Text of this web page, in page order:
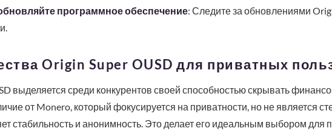
программное обеспечение: Следите за обновлениями
Origin Super OUSD для приватных
выделяется среди конкурентов своей способностью скрывать
от Monero, который фокусируется на приватности, но не является
стабильность и анонимность. Это делает его идеальным выбором для